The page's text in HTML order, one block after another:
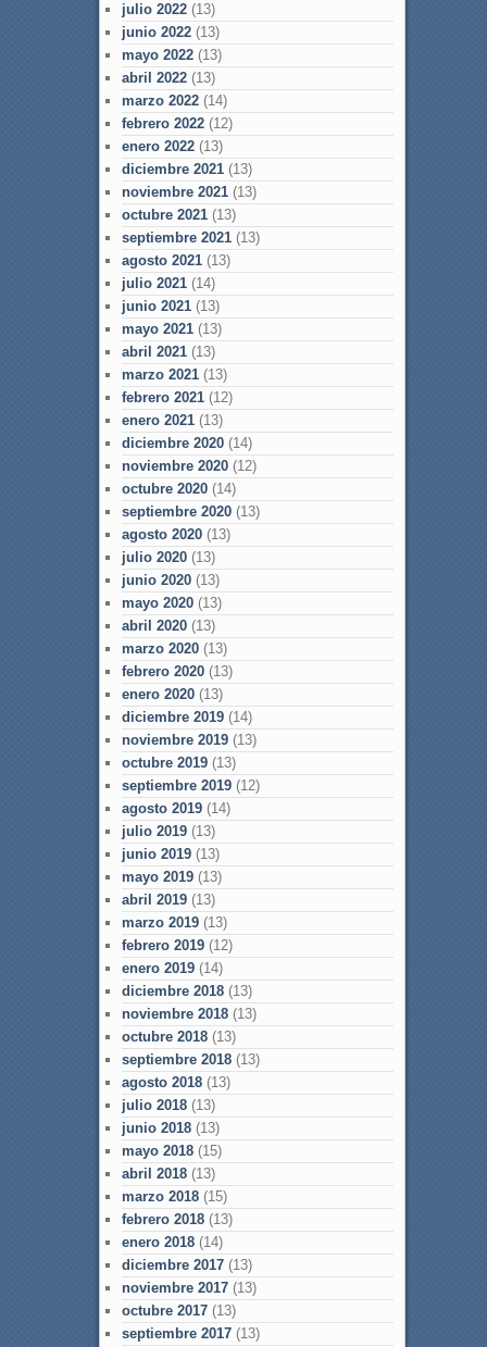
julio 2022(13)
junio 2022(13)
mayo 2022(13)
abril 2022(13)
marzo 2022(14)
febrero 2022(12)
enero 2022(13)
diciembre 2021(13)
noviembre 2021(13)
octubre 2021(13)
septiembre 2021(13)
agosto 2021(13)
julio 2021(14)
junio 2021(13)
mayo 2021(13)
abril 2021(13)
marzo 2021(13)
febrero 2021(12)
enero 2021(13)
diciembre 2020(14)
noviembre 2020(12)
octubre 2020(14)
septiembre 2020(13)
agosto 2020(13)
julio 2020(13)
junio 2020(13)
mayo 2020(13)
abril 2020(13)
marzo 2020(13)
febrero 2020(13)
enero 2020(13)
diciembre 2019(14)
noviembre 2019(13)
octubre 2019(13)
septiembre 2019(12)
agosto 2019(14)
julio 2019(13)
junio 2019(13)
mayo 2019(13)
abril 2019(13)
marzo 2019(13)
febrero 2019(12)
enero 2019(14)
diciembre 2018(13)
noviembre 2018(13)
octubre 2018(13)
septiembre 2018(13)
agosto 2018(13)
julio 2018(13)
junio 2018(13)
mayo 2018(15)
abril 2018(13)
marzo 2018(15)
febrero 2018(13)
enero 2018(14)
diciembre 2017(13)
noviembre 2017(13)
octubre 2017(13)
septiembre 2017(13)